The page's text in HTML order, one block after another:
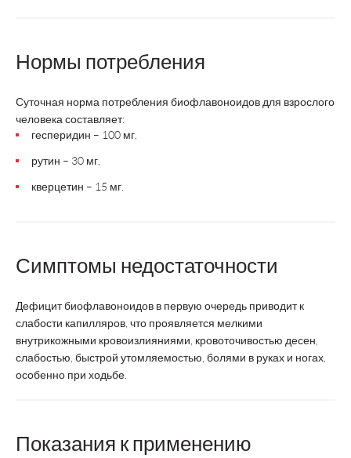
Нормы потребления
Суточная норма потребления биофлавоноидов для взрослого
человека составляет:
гесперидин – 100 мг,
рутин – 30 мг,
кверцетин – 15 мг.
Симптомы недостаточности
Дефицит биофлавоноидов в первую очередь приводит к
слабости капилляров, что проявляется мелкими
внутрикожными кровоизлияниями, кровоточивостью десен,
слабостью, быстрой утомляемостью, болями в руках и ногах,
особенно при ходьбе.
Показания к применению